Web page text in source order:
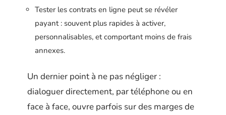
Tester les contrats en ligne peut se révéler
payant : souvent plus rapides à activer,
personnalisables, et comportant moins de frais
annexes.
Un dernier point à ne pas négliger :
dialoguer directement, par téléphone ou en
face à face, ouvre parfois sur des marges de